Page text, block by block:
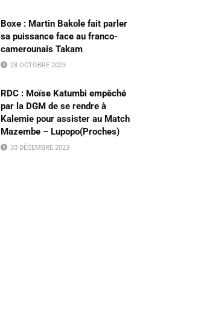
Boxe : Martin Bakole fait parler
sa puissance face au franco-
camerounais Takam
28 OCTOBRE 2023
RDC : Moïse Katumbi empêché
par la DGM de se rendre à
Kalemie pour assister au Match
Mazembe – Lupopo(Proches)
30 DÉCEMBRE 2023